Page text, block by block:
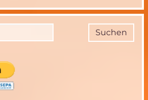
Suchen